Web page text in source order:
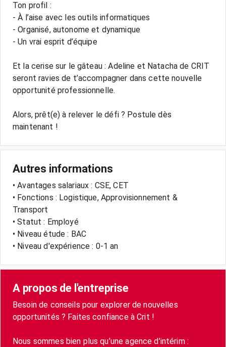
Ton profil :
- À l’aise avec les outils informatiques
- Organisé, autonome et dynamique
- Un vrai esprit d’équipe
Et la cerise sur le gâteau : Adeline et Natacha de CRIT
seront ravies de t’accompagner dans cette nouvelle
opportunité professionnelle.
Alors, prêt(e) à relever le défi ? Postule dès
maintenant !
Autres informations
• Avantages salariaux : CSE, CET
• Fonctions : Logistique, Approvisionnement &
Transport
• Statut : Employé
• Niveau étude : BAC
• Niveau d'expérience : 0-1 an
A propos de l'entreprise
Besoin de conseils pour explorer de nouvelles
opportunités ? Faites confiance à Crit !
Nous sommes bien plus qu’une agence d’intérim :